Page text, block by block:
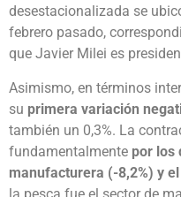
desestacionalizada se
febrero pasado,
que Javier Milei es
Asimismo, en términos
su primera variación
también un 0,3%. La
fundamentalmente por los
manufacturera (-8,2%) y